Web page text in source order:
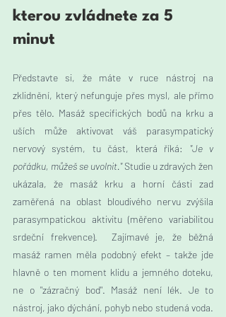
kterou zvládnete za 5
minut
Představte si, že máte v ruce nástroj na
zklidnění, který nefunguje přes mysl, ale přímo
přes tělo. Masáž specifických bodů na krku a
uších může aktivovat váš parasympatický
nervový systém, tu část, která říká: "Je v
pořádku, můžeš se uvolnit." Studie u zdravých žen
ukázala, že masáž krku a horní části zad
zaměřená na oblast bloudivého nervu zvýšila
parasympatickou aktivitu (měřeno variabilitou
srdeční frekvence).  Zajímavé je, že běžná
masáž ramen měla podobný efekt – takže jde
hlavně o ten moment klidu a jemného doteku,
ne o "zázračný bod". Masáž není lék. Je to
nástroj, jako dýchání, pohyb nebo studená voda.